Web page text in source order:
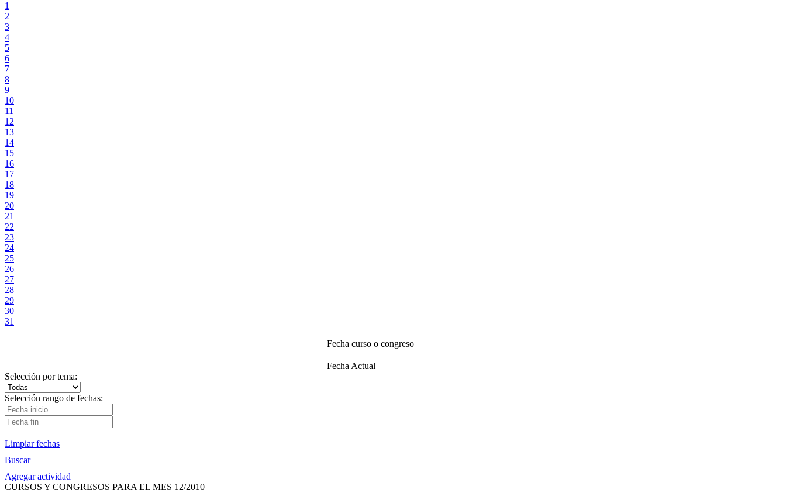
1
2
3
4
5
6
7
8
9
10
11
12
13
14
15
16
17
18
19
20
21
22
23
24
25
26
27
28
29
30
31
Fecha curso o congreso
Fecha Actual
Selección por tema:
Selección rango de fechas:
Limpiar fechas
Buscar
Agregar actividad
CURSOS Y CONGRESOS PARA EL MES 12/2010